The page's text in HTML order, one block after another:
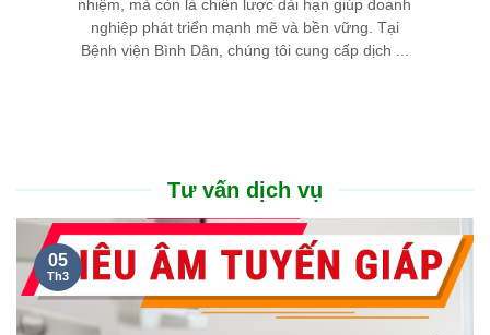
nhiệm, mà còn là chiến lược dài hạn giúp doanh
nghiệp phát triển mạnh mẽ và bền vững. Tại
Bệnh viện Bình Dân, chúng tôi cung cấp dịch ...
Tư vấn dịch vụ
05
Th3